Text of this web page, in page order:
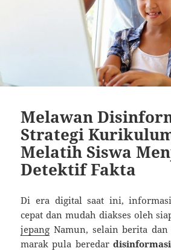
Melawan
Strategi
Melatih Siswa
Detektif Fakta
Di era digital saat ini,
cepat dan mudah diakses oleh
jepang Namun, selain berita
marak pula beredar disinformasi